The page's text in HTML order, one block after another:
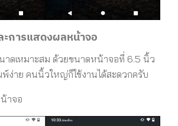
การแสดงผลหน้าจอ
ดเหมาะสม ด้วยขนาดหน้าจอที่ 6.5 นิ้ว
ง่าย คนนิ้วใหญ่ก็ใช้งานได้สะดวกครับ
าจอ